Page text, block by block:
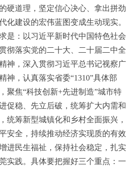
硬道理，坚定信心决心、拿出拼劲
化建设的宏伟蓝图变成生动现实。
是：以习近平新时代中国特色社会
彻落实党的二十大、二十届二中全
神，深入贯彻习近平总书记视察广
神，认真落实省委“1310”具体部
聚焦“科技创新+先进制造”城市特
促稳、先立后破，统筹扩大内需和
统筹新型城镇化和乡村全面振兴，
安全，持续推动经济实现质的有效
进民生福祉，保持社会稳定，扎实
实践。具体要把握好三个重点：一